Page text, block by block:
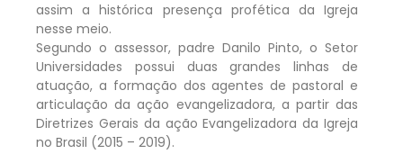
assim a histórica presença profética da Igreja
nesse meio.
Segundo o assessor, padre Danilo Pinto, o Setor
Universidades possui duas grandes linhas de
atuação, a formação dos agentes de pastoral e
articulação da ação evangelizadora, a partir das
Diretrizes Gerais da ação Evangelizadora da Igreja
no Brasil (2015 – 2019).